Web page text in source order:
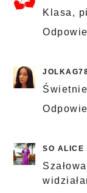
Klasa,
SO ALICE